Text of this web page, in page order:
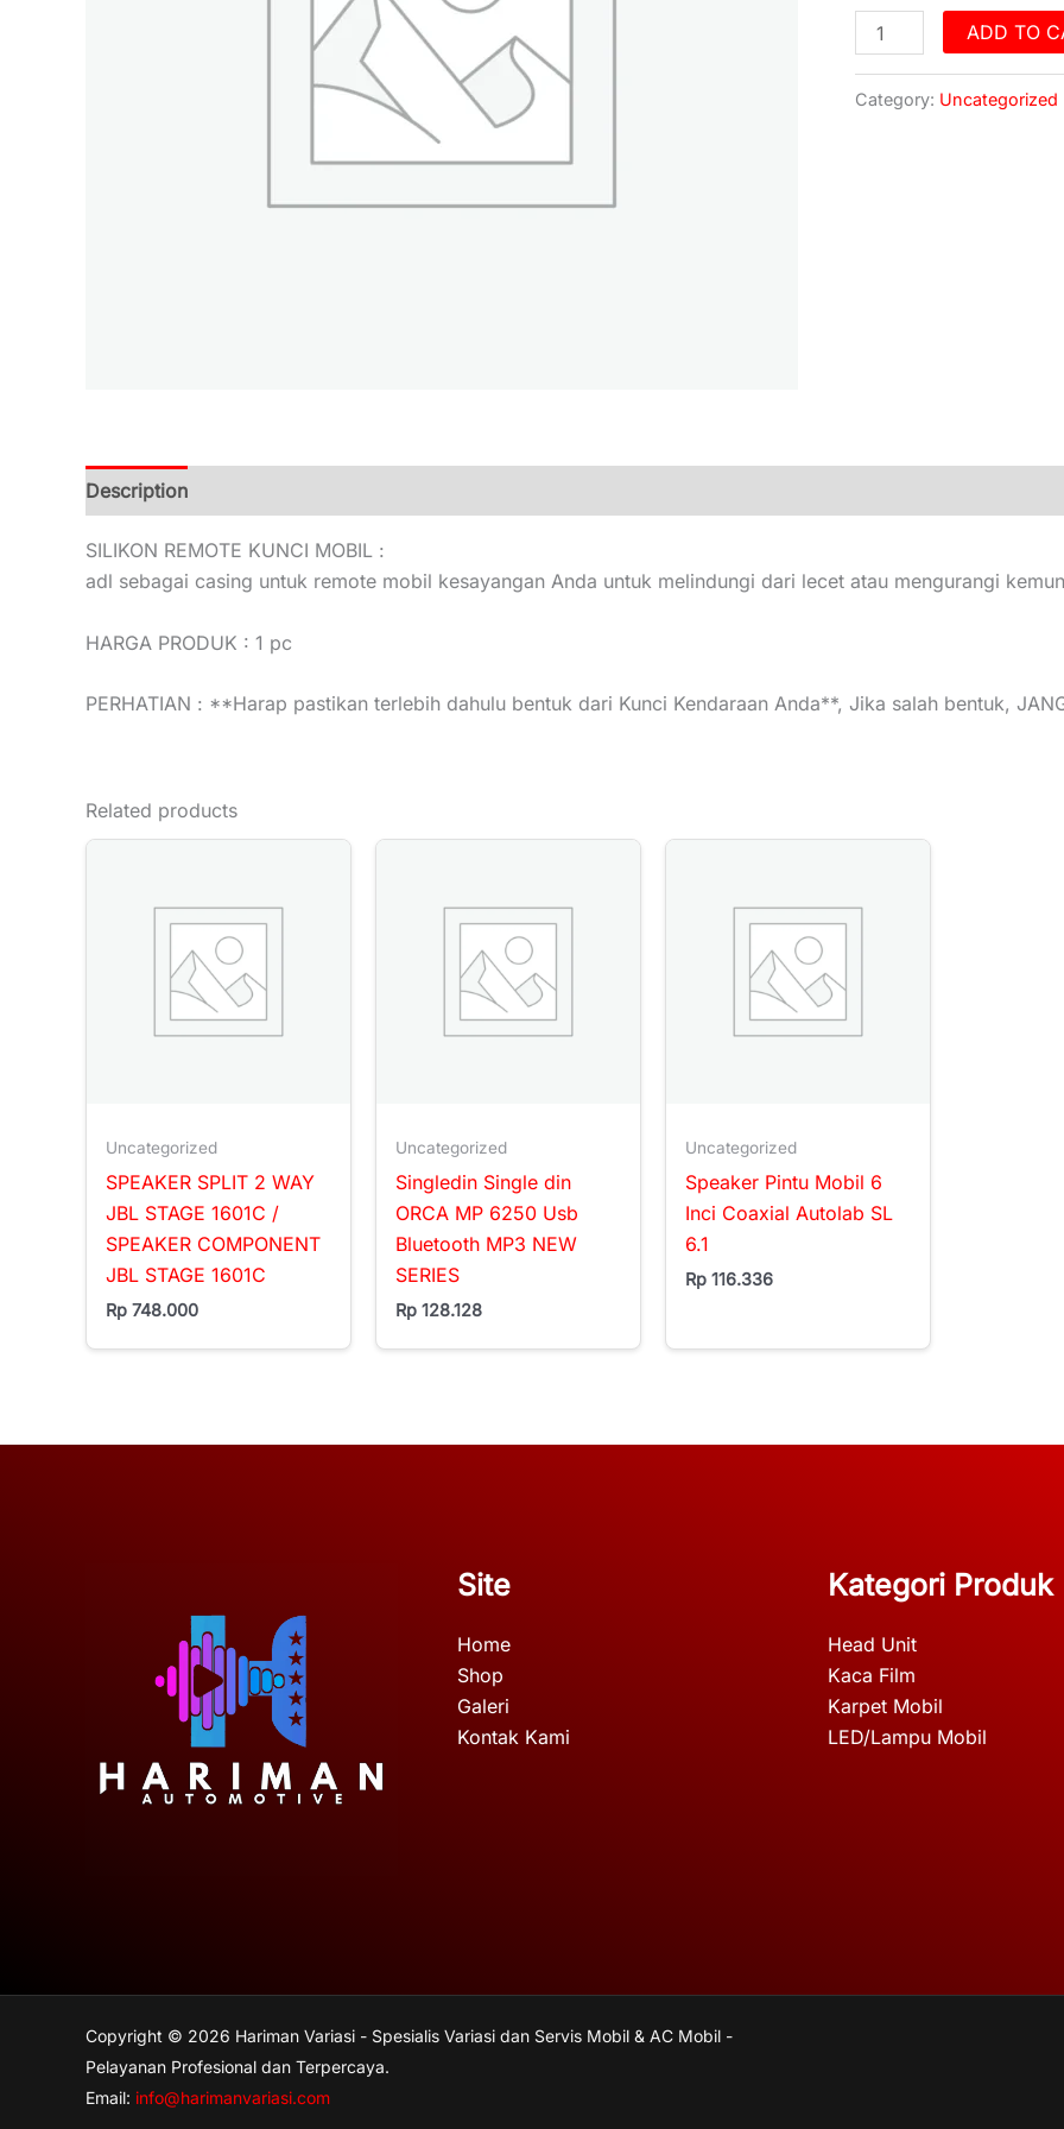
ADD TO
Category: Uncategorized
Description
SILIKON REMOTE KUNCI MOBIL :
adl sebagai casing untuk remote mobil kesayangan Anda untuk melindungi dari lecet atau mengurangi
HARGA PRODUK : 1 pc
PERHATIAN : **Harap pastikan terlebih dahulu bentuk dari Kunci Kendaraan Anda**, Jika salah bentuk,
Related products
Uncategorized
SPEAKER SPLIT 2 WAY
JBL STAGE 1601C /
SPEAKER COMPONENT
JBL STAGE 1601C
Rp 748.000
Uncategorized
Singledin Single din
ORCA MP 6250 Usb
Bluetooth MP3 NEW
SERIES
Rp 128.128
Uncategorized
Speaker Pintu Mobil 6
Inci Coaxial Autolab SL
6.1
Rp 116.336
Site
Home
Shop
Galeri
Kontak Kami
Kategori Produk
Head Unit
Kaca Film
Karpet Mobil
LED/Lampu Mobil
Copyright © 2026 Hariman Variasi - Spesialis Variasi dan Servis Mobil & AC Mobil -
Pelayanan Profesional dan Terpercaya.
Email: info@harimanvariasi.com